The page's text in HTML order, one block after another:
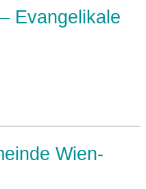
Evangelikale
Wien-